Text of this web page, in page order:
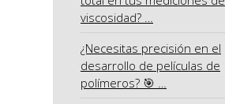
viscosidad? …
¿Necesitas precisión en el
desarrollo de películas de
polímeros? 🎯 …